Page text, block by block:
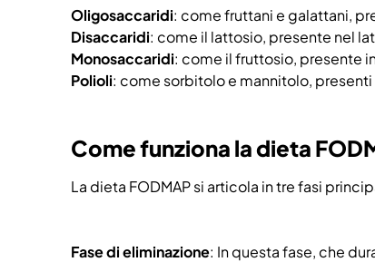
Oligosaccaridi: come fruttani e galattani,
Disaccaridi: come il lattosio, presente nel
Monosaccaridi: come il fruttosio, presente
Polioli: come sorbitolo e mannitolo,
Come funziona la dieta
La dieta FODMAP si articola in tre fasi
Fase di eliminazione: In questa fase, che